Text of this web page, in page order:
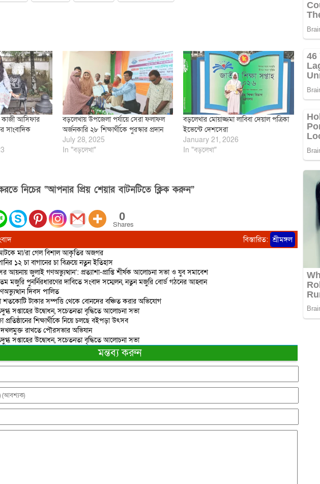
আসিফার
সাংবাদিক
বড়লেখায় উপজেলা পর্যায়ে সেরা ফলাফল
অর্জনকারি ২৮ শিক্ষার্থীকে পুরস্কার প্রদান
July 28, 2025
In "বড়লেখা"
বড়লেখার মোয়াজ্জমা লাবিবা দেয়াল পত্রিকা
ইভেন্টে দেশসেরা
January 21, 2026
In "বড়লেখা"
নিচের “আপনার প্রিয় শেয়ার বাটনটিতে ক্লিক করুন”
0
Shares
বিস্তারিত: শ্রীমঙ্গল
মা/রা গেল বিশাল আকৃতির অজগর
১২ চা বাগানের চা বিক্রয়ে নতুন ইতিহাস
আয়নায় জুলাই গণঅভ্যুত্থান’: প্রত্যাশা-প্রাপ্তি শীর্ষক আলোচনা সভা ও যুব সমাবেশ
মজুরি পুনর্নিরধারণের দাবিতে সংবাদ সম্মেলন, নতুন মজুরি বোর্ড গঠনের আহ্বান
দিবস পালিত
শতকোটি টাকার সম্পত্তি থেকে বোনদের বঞ্চিত করার অভিযোগ
সপ্তাহের উদ্বোধন, সচেতনতা বৃদ্ধিতে আলোচনা সভা
প্রতিষ্ঠানের শিক্ষার্থীকে নিয়ে চলছে বইপড়া উৎসব
দখলমুক্ত রাখতে পৌরসভার অভিযান
সপ্তাহের উদ্বোধন, সচেতনতা বৃদ্ধিতে আলোচনা সভা
মন্তব্য করুন